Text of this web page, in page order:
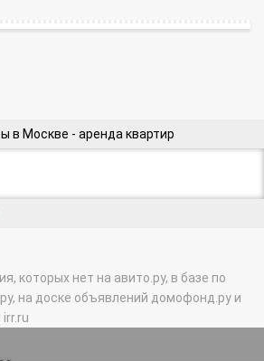
в Москве - аренда квартир
п.
которых нет на авито.ру, в базе по
на доске объявлений домофонд.ру и
irr.ru